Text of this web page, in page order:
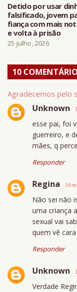
Detido por usar
falsificado, jovem
fiança com mais
e volta à prisão
25 julho, 2026
10
Agradecemos pelo
Unknown
esse pai, foi
guerreiro, e
mães, q
Responder
Regina 16
Não sei não
uma criança
sexual vai
quem vê
Responder
Unknown
Verdade